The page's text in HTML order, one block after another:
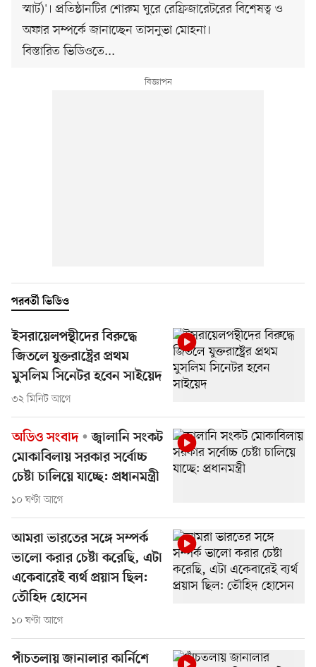
স্মার্ট)'। প্রতিষ্ঠানটির শোরুম ঘুরে রেফ্রিজারেটরের বিশেষত্ব ও
অফার সম্পর্কে জানাচ্ছেন তাসনুভা মোহনা।
বিস্তারিত ভিডিওতে...
পরবর্তী ভিডিও
ইসরায়েলপন্থীদের বিরুদ্ধে
জিতলে যুক্তরাষ্ট্রের প্রথম
মুসলিম সিনেটর হবেন সাইয়েদ
৩২ মিনিট আগে
অডিও সংবাদ
জ্বালানি সংকট
মোকাবিলায় সরকার সর্বোচ্চ
চেষ্টা চালিয়ে যাচ্ছে: প্রধানমন্ত্রী
১০ ঘণ্টা আগে
আমরা ভারতের সঙ্গে সম্পর্ক
ভালো করার চেষ্টা করেছি, এটা
একেবারেই ব্যর্থ প্রয়াস ছিল:
তৌহিদ হোসেন
১০ ঘণ্টা আগে
পাঁচতলায় জানালার কার্নিশে